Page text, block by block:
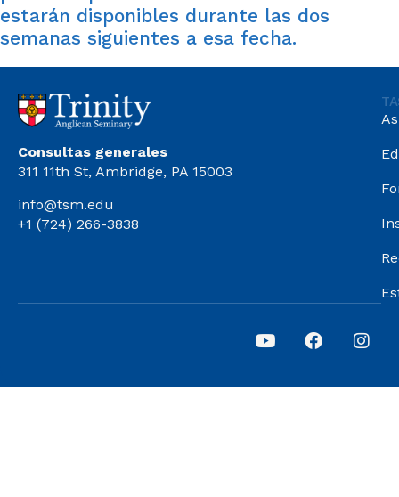
estarán disponibles durante las dos
semanas siguientes a esa fecha.
Consultas generales
311 11th St, Ambridge, PA 15003
info@tsm.edu
+1 (724) 266-3838